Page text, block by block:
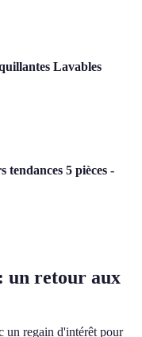
Lavables
tendances 5 pièces -
un retour aux
un regain d'intérêt pour